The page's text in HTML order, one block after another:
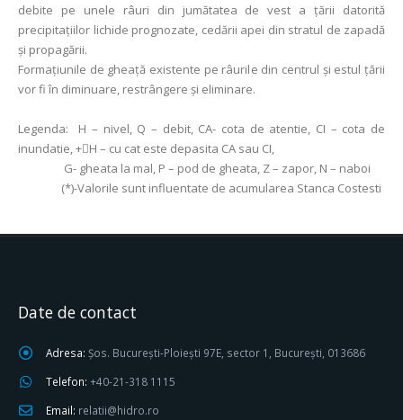
debite pe unele râuri din jumătatea de vest a țării datorită
precipitațiilor lichide prognozate, cedării apei din stratul de zapadă
și propagării.
Formațiunile de gheață existente pe râurile din centrul și estul țării
vor fi în diminuare, restrângere și eliminare.
Legenda:
H – nivel, Q – debit, CA- cota de atentie, CI – cota de
inundatie, +H – cu cat este depasita CA sau CI,
G- gheata la mal, P – pod de gheata, Z – zapor, N – naboi
(*)-Valorile sunt influentate de acumularea Stanca Costesti
Date de contact
Adresa: Șos. București-Ploiești 97E, sector 1, București, 013686
Telefon: +40-21-318 1115
Email: relatii@hidro.ro